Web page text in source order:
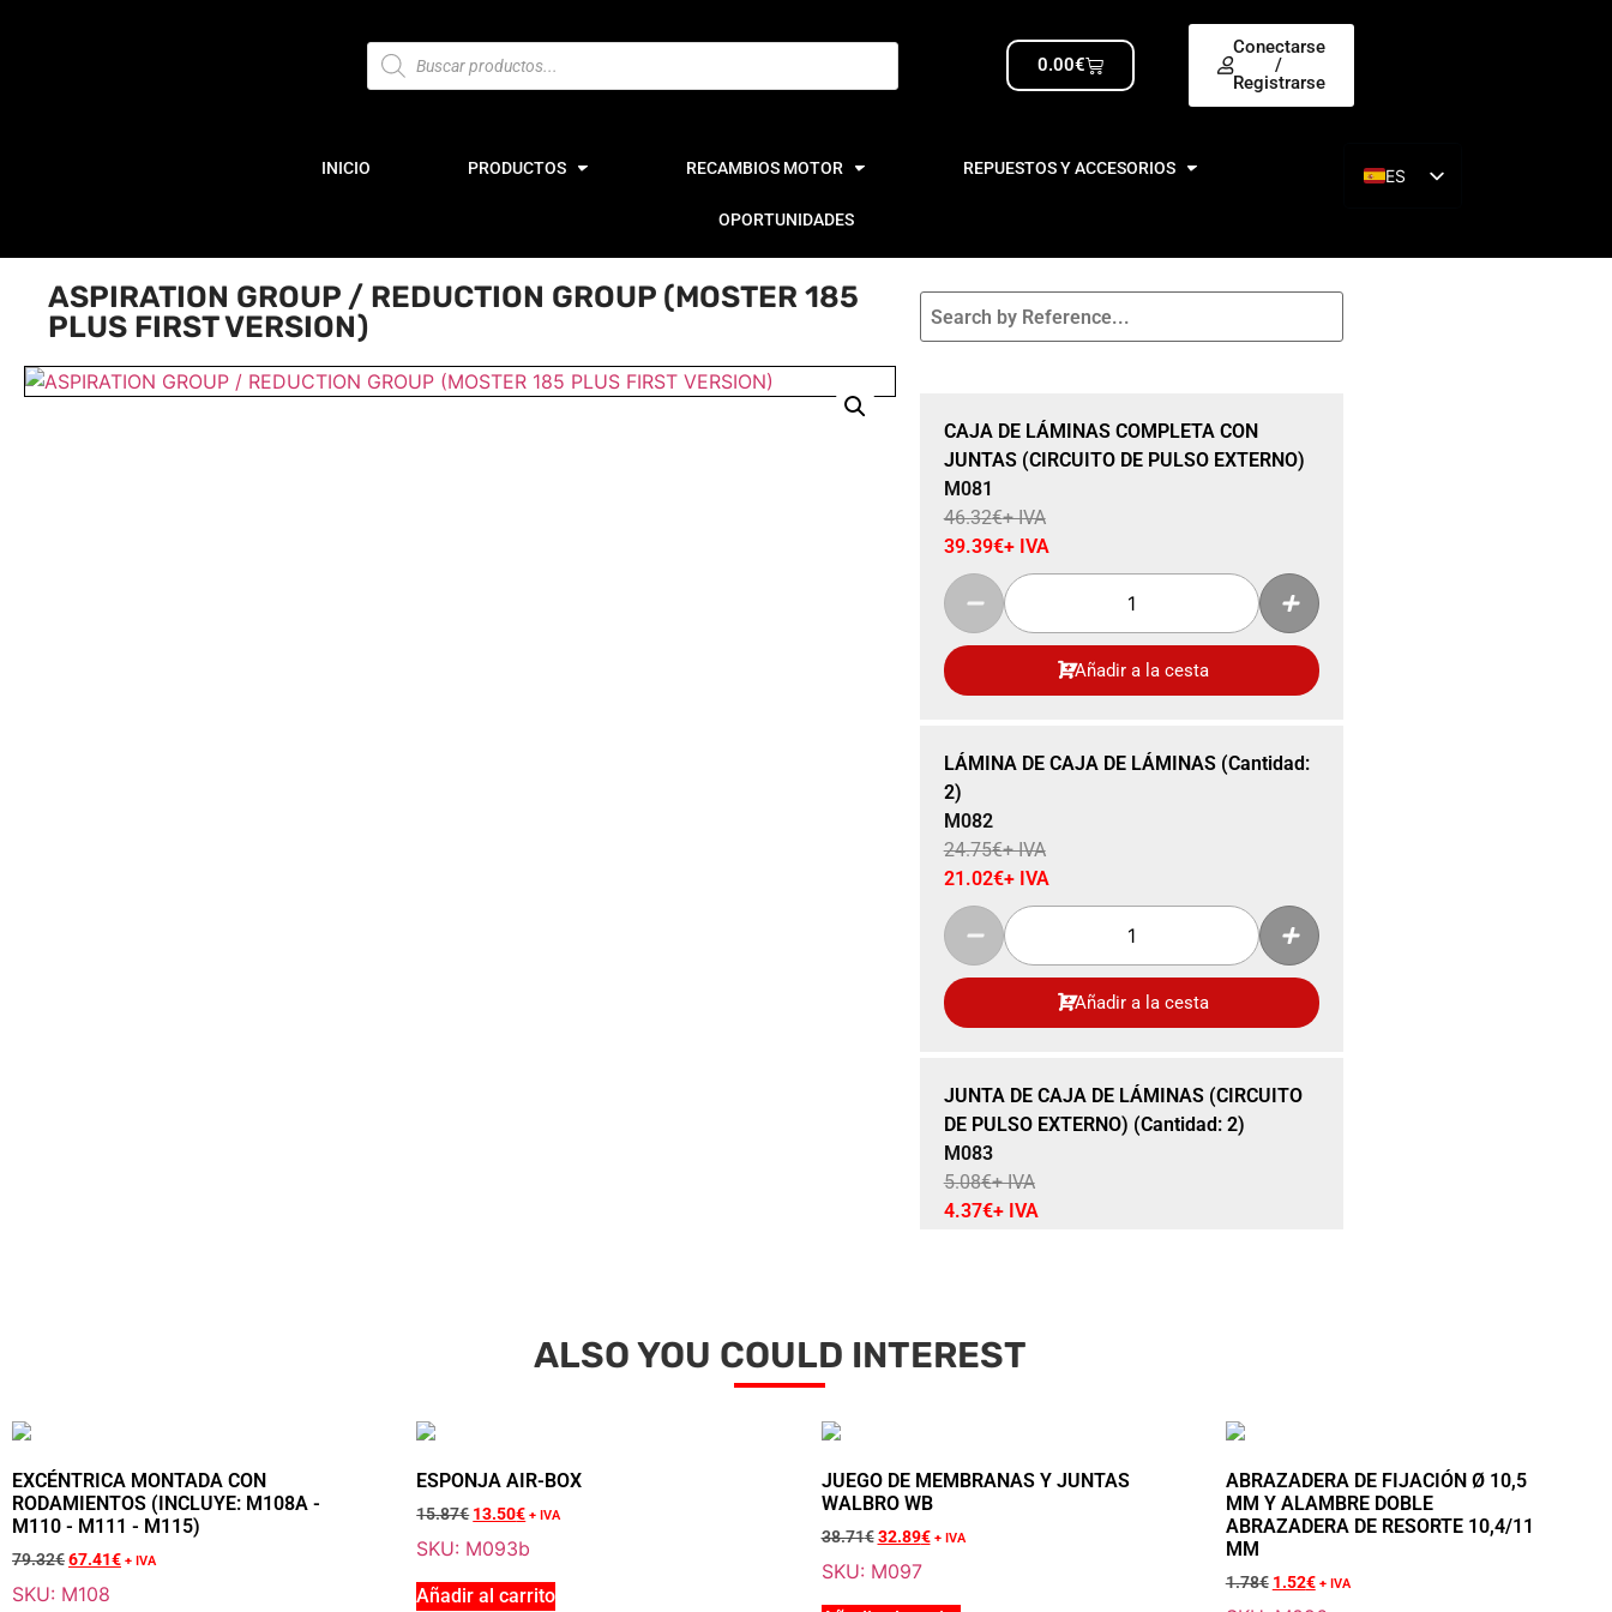
0.00€
Conectarse
/
Registrarse
INICIO PRODUCTOS RECAMBIOS MOTOR REPUESTOS Y ACCESORIOS
OPORTUNIDADES
ES
ASPIRATION GROUP / REDUCTION GROUP (MOSTER 185
PLUS FIRST VERSION)
Sale 15% Off
CAJA DE LÁMINAS COMPLETA CON
JUNTAS (CIRCUITO DE PULSO EXTERNO)
M081
46.32€+ IVA
39.39€+ IVA
Añadir a la cesta
Sale 15% Off
LÁMINA DE CAJA DE LÁMINAS (Cantidad:
2)
M082
24.75€+ IVA
21.02€+ IVA
Añadir a la cesta
Sale 14% Off
JUNTA DE CAJA DE LÁMINAS (CIRCUITO
DE PULSO EXTERNO) (Cantidad: 2)
M083
5.08€+ IVA
4.37€+ IVA
BRIDA DE CARBURADOR, NARANJA
M084
26.40
ALSO YOU COULD INTEREST
EXCÉNTRICA MONTADA CON
RODAMIENTOS (INCLUYE: M108A -
M110 - M111 - M115)
79.32€67.41€ + IVA
SKU: M108
ESPONJA AIR-BOX
15.87€ 13.50€ + IVA
SKU: M093b
Añadir al carrito
JUEGO DE MEMBRANAS Y JUNTAS
WALBRO WB
38.71€ 32.89€ + IVA
SKU: M097
ABRAZADERA DE FIJACIÓN Ø 10,5
MM Y ALAMBRE DOBLE
ABRAZADERA DE RESORTE 10,4/11
MM
1.78€ 1.52€ + IVA